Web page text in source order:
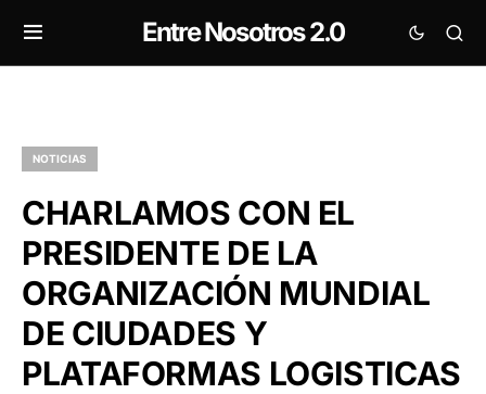
Entre Nosotros 2.0
NOTICIAS
CHARLAMOS CON EL
PRESIDENTE DE LA
ORGANIZACIÓN MUNDIAL
DE CIUDADES Y
PLATAFORMAS LOGISTICAS